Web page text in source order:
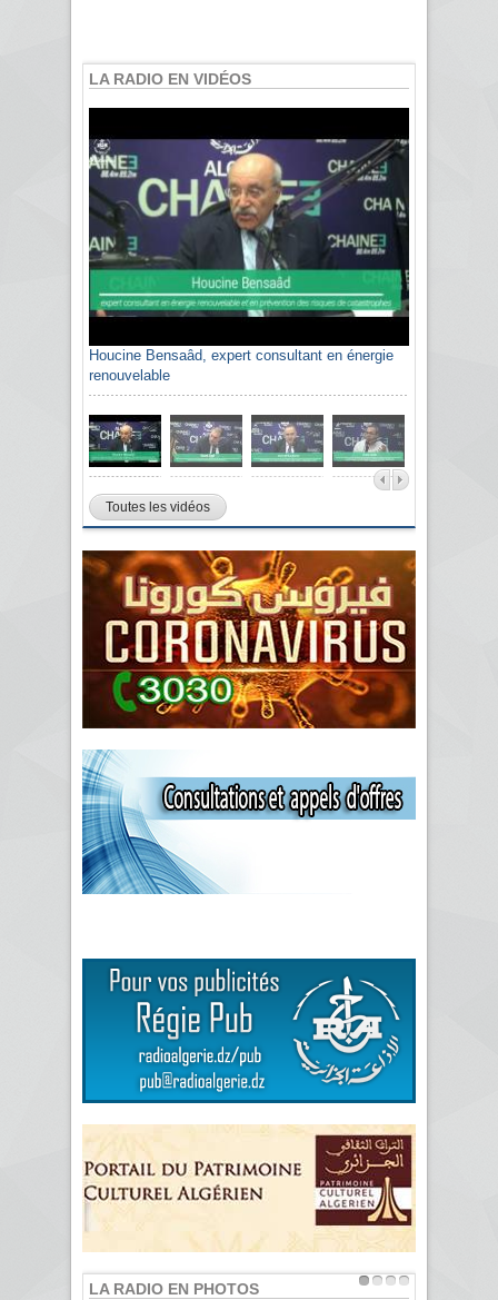
LA RADIO EN VIDÉOS
Houcine Bensaâd, expert consultant en énergie
renouvelable
Sami Agli, président de la Confédération
algérienne du patronat citoyen CAPC
Toutes les vidéos
LA RADIO EN PHOTOS